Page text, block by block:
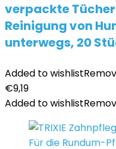
verpackte
Reinigung von
unterwegs, 20
Added to wishlist
€9,19
Added to wishlist